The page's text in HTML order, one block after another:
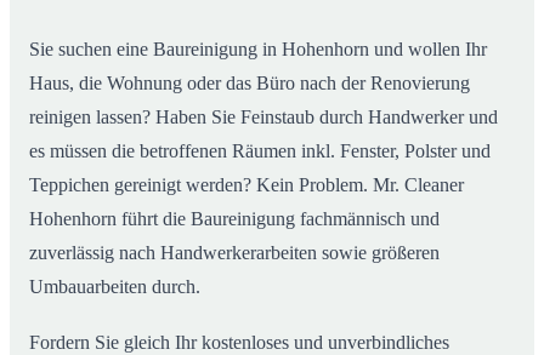
Sie suchen eine Baureinigung in Hohenhorn und wollen Ihr
Haus, die Wohnung oder das Büro nach der Renovierung
reinigen lassen? Haben Sie Feinstaub durch Handwerker und
es müssen die betroffenen Räumen inkl. Fenster, Polster und
Teppichen gereinigt werden? Kein Problem. Mr. Cleaner
Hohenhorn führt die Baureinigung fachmännisch und
zuverlässig nach Handwerkerarbeiten sowie größeren
Umbauarbeiten durch.
Fordern Sie gleich Ihr kostenloses und unverbindliches